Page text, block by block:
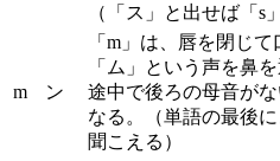
（「ス」と出せば「s
m ン
「m」は、唇を閉じ
「ム」という声を鼻
途中で後ろの母音が
なる。（単語の最後
聞こえる）